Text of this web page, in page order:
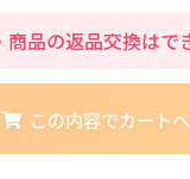
品の返品交換はで
この内容でカート